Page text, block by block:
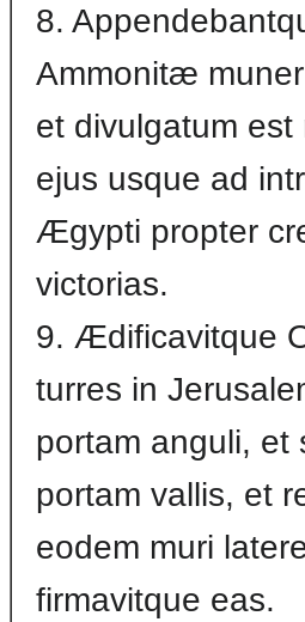
8.
Ammonitæ
et divulgatum est
ejus usque ad
Ægypti propter
victorias.
9. Ædificavitque
turres in
portam anguli, et
portam vallis, et
eodem muri
firmavitque eas.